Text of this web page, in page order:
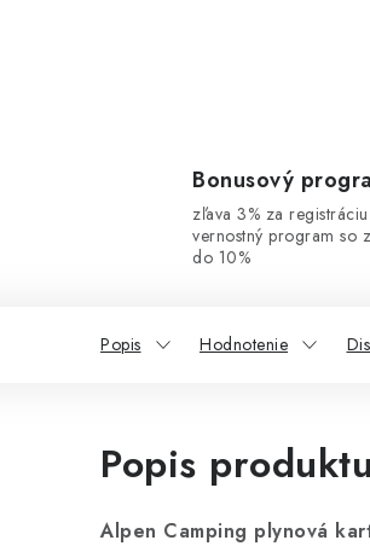
Bonusový
zľava 3% za
vernostný program so
do 10%
Popis Hodnotenie
Popis produktu
Alpen Camping plynová